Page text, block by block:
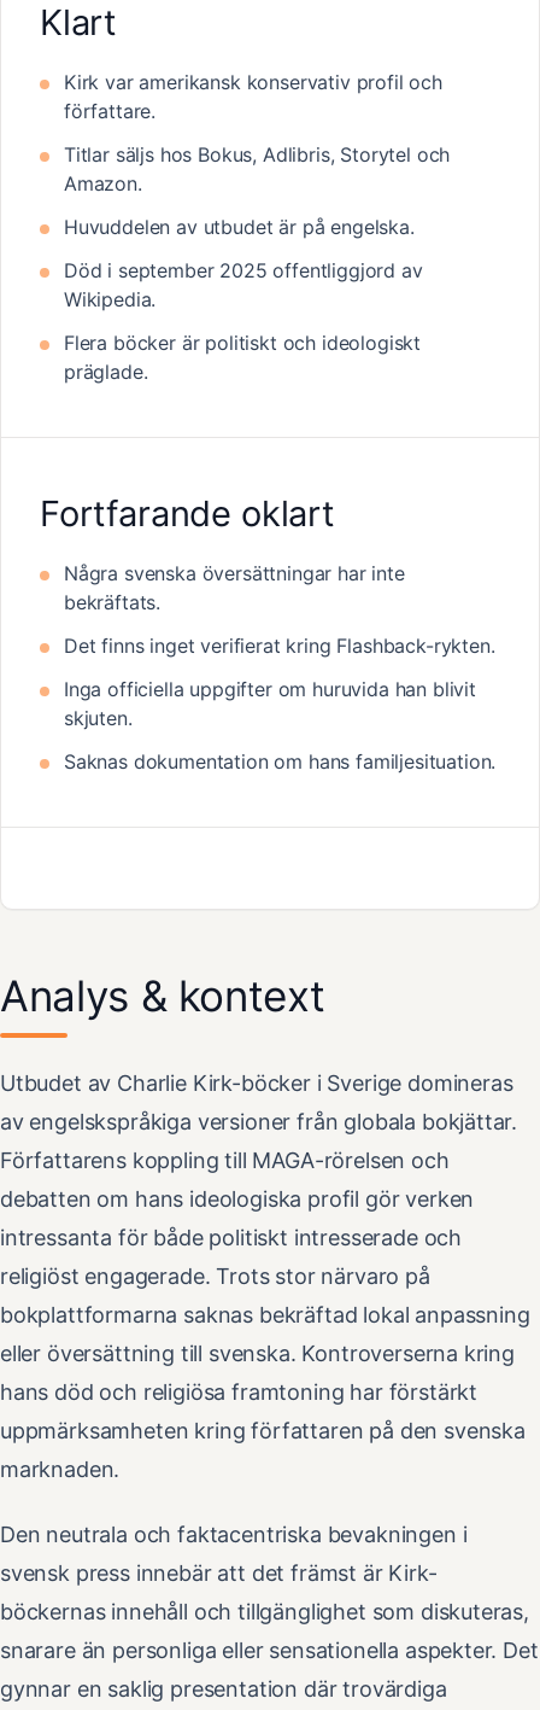
Klart
Kirk var amerikansk konservativ profil och
författare.
Titlar säljs hos Bokus, Adlibris, Storytel och
Amazon.
Huvuddelen av utbudet är på engelska.
Död i september 2025 offentliggjord av
Wikipedia.
Flera böcker är politiskt och ideologiskt
präglade.
Fortfarande oklart
Några svenska översättningar har inte
bekräftats.
Det finns inget verifierat kring Flashback-rykten.
Inga officiella uppgifter om huruvida han blivit
skjuten.
Saknas dokumentation om hans familjesituation.
Analys & kontext
Utbudet av Charlie Kirk-böcker i Sverige domineras
av engelskspråkiga versioner från globala bokjättar.
Författarens koppling till MAGA-rörelsen och
debatten om hans ideologiska profil gör verken
intressanta för både politiskt intresserade och
religiöst engagerade. Trots stor närvaro på
bokplattformarna saknas bekräftad lokal anpassning
eller översättning till svenska. Kontroverserna kring
hans död och religiösa framtoning har förstärkt
uppmärksamheten kring författaren på den svenska
marknaden.
Den neutrala och faktacentriska bevakningen i
svensk press innebär att det främst är Kirk-
böckernas innehåll och tillgänglighet som diskuteras,
snarare än personliga eller sensationella aspekter. Det
gynnar en saklig presentation där trovärdiga